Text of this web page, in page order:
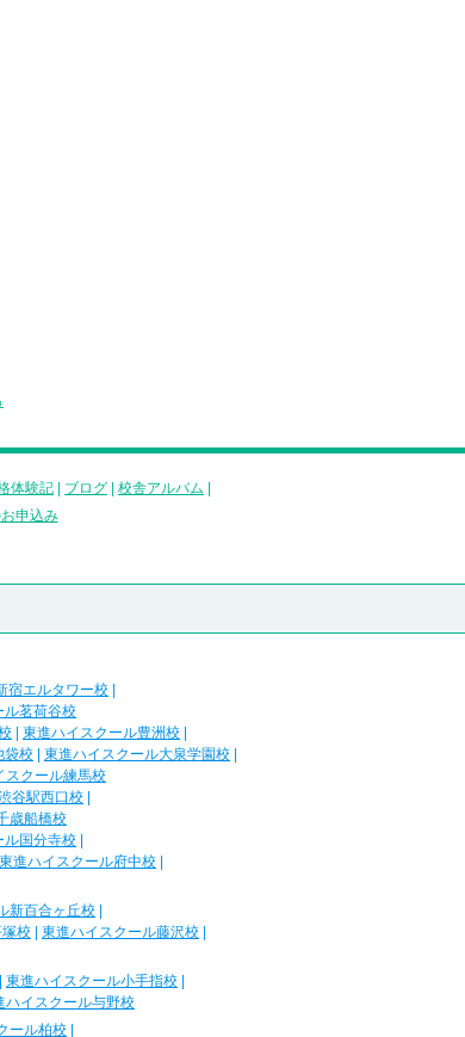
体験記 | ブログ | 校舎アルバム |
申込み
宿エルタワー校 |
ル茗荷谷校
| 東進ハイスクール豊洲校 |
袋校 | 東進ハイスクール大泉学園校 |
スクール練馬校
谷駅西口校 |
歳船橋校
ル国分寺校 |
東進ハイスクール府中校 |
新百合ヶ丘校 |
校 | 東進ハイスクール藤沢校 |
| 東進ハイスクール小手指校 |
ハイスクール与野校
ール柏校 |